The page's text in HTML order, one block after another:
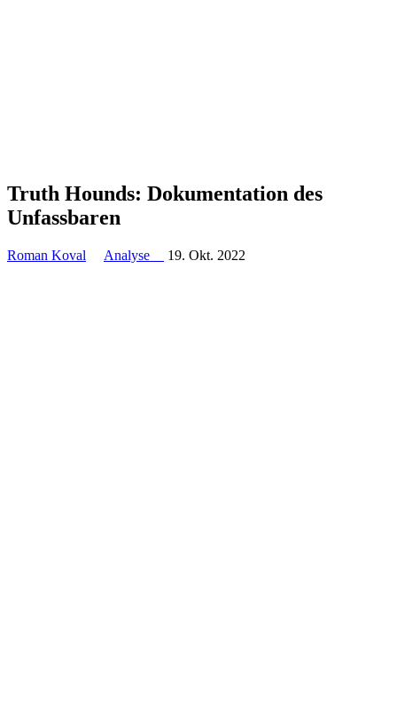
Truth Hounds: Doku­men­ta­tion des
Unfassbaren
Roman Koval Analyse 19. Okt. 2022